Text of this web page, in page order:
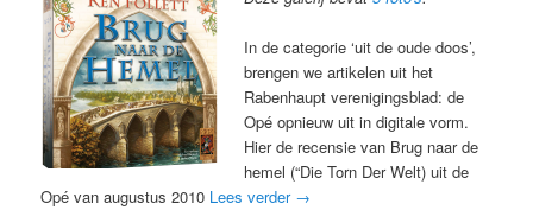
In de categorie ‘uit de oude doos’,
brengen we artikelen uit het
Rabenhaupt verenigingsblad: de
Opé opnieuw uit in digitale vorm.
Hier de recensie van Brug naar de
hemel (“Die Torn Der Welt) uit de
Opé van augustus 2010 Lees verder →